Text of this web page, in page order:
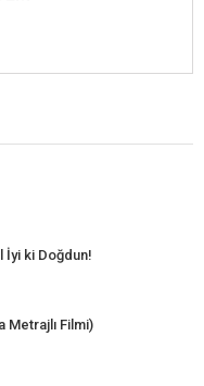
İyi ki Doğdun!
Metrajlı Filmi)